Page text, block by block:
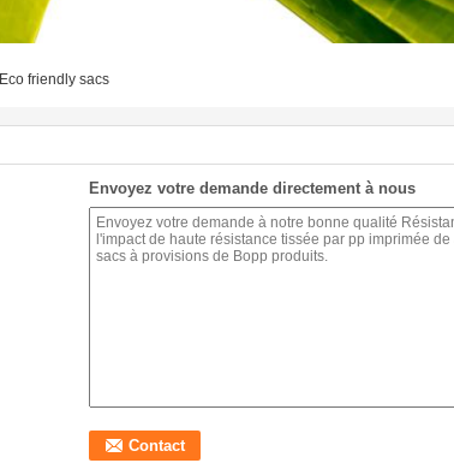
Eco friendly sacs
Envoyez votre demande directement à nous